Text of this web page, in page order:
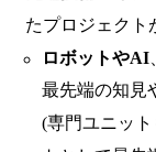
たプロジェクト
ロボットやAI
最先端の知見
(専門ユニッ